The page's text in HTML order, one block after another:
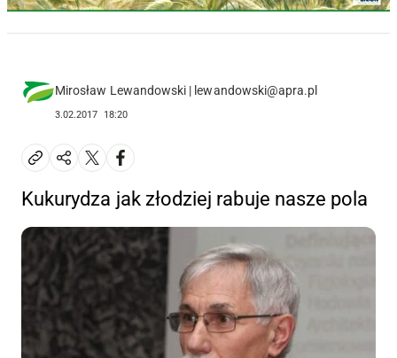
Mirosław Lewandowski | lewandowski@apra.pl
3.02.2017 18:20
Kukurydza jak złodziej rabuje nasze pola